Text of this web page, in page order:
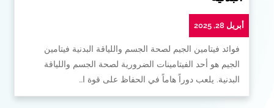
أبريل 28, 2025
فوائد فيتامين الجيم لصحة الجسم واللياقة البدنية فيتامين
الجيم هو أحد الفيتامينات الضرورية لصحة الجسم واللياقة
البدنية. يلعب دوراً هاماً في الحفاظ على قوة ا…